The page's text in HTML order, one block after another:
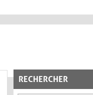
RECHERCHER